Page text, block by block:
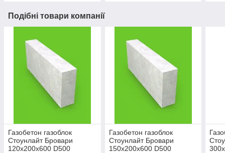
Подібні товари компанії
Газобетон газоблок
Стоунлайт Бровари
120х200х600 D500
Газобетон газоблок
Стоунлайт Бровари
150х200х600 D500